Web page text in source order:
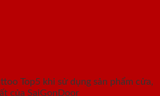
Top5 khi sử dụng sản phẩm cửa,
của SaiGonDoor